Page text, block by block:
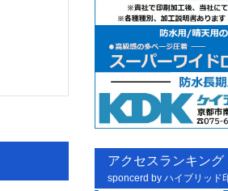
アクセスランキング
sponcerd by ハイブリッド